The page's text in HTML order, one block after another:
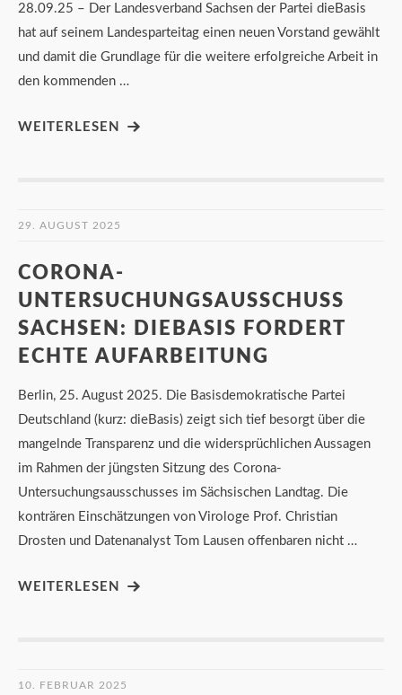
28.09.25 – Der Landesverband Sachsen der Partei dieBasis
hat auf seinem Landesparteitag einen neuen Vorstand gewählt
und damit die Grundlage für die weitere erfolgreiche Arbeit in
den kommenden …
WEITERLESEN
29. AUGUST 2025
CORONA-
UNTERSUCHUNGSAUSSCHUSS
SACHSEN: DIEBASIS FORDERT
ECHTE AUFARBEITUNG
Berlin, 25. August 2025. Die Basisdemokratische Partei
Deutschland (kurz: dieBasis) zeigt sich tief besorgt über die
mangelnde Transparenz und die widersprüchlichen Aussagen
im Rahmen der jüngsten Sitzung des Corona-
Untersuchungsausschusses im Sächsischen Landtag. Die
konträren Einschätzungen von Virologe Prof. Christian
Drosten und Datenanalyst Tom Lausen offenbaren nicht …
WEITERLESEN
10. FEBRUAR 2025